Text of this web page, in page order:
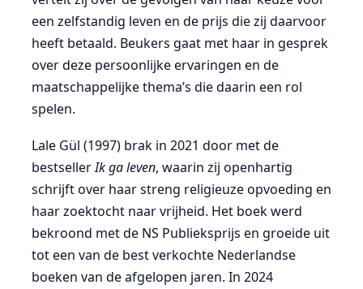
een zelfstandig leven en de prijs die zij daarvoor
heeft betaald. Beukers gaat met haar in gesprek
over deze persoonlijke ervaringen en de
maatschappelijke thema’s die daarin een rol
spelen.
Lale Gül (1997) brak in 2021 door met de
bestsellerIk ga leven, waarin zij openhartig
schrijft over haar streng religieuze opvoeding en
haar zoektocht naar vrijheid. Het boek werd
bekroond met de NS Publieksprijs en groeide uit
tot een van de best verkochte Nederlandse
boeken van de afgelopen jaren. In 2024